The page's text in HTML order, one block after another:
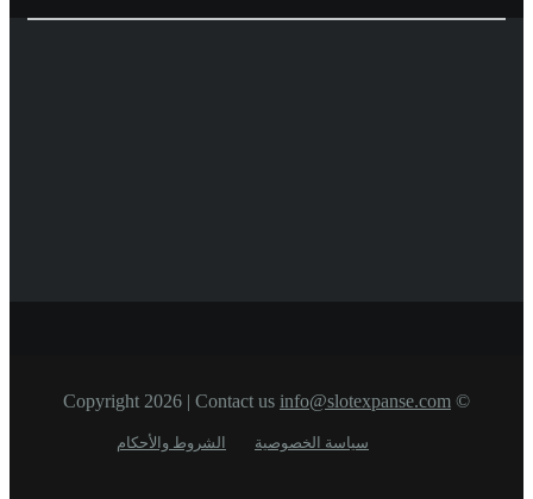
© Copyright 2026 | Contact us
info@slotexpanse.com
سياسة الخصوصية الشروط والأحكام